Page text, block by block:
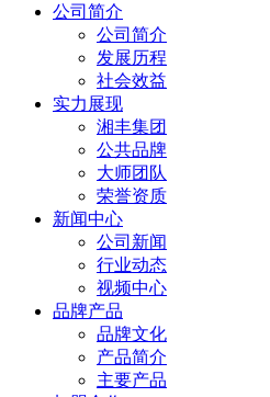
公司简介
公司简介
发展历程
社会效益
实力展现
湘丰集团
公共品牌
大师团队
荣誉资质
新闻中心
公司新闻
行业动态
视频中心
品牌产品
品牌文化
产品简介
主要产品